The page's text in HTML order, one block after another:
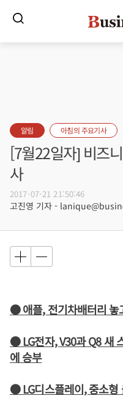
알림 아침의 주요기사
[7월22일자] 비즈
사
2017-07-21 21:50:46
고진영 기자 -
● 애플, 전기차배터리 놓
● LG전자, V30과 Q8 새
에 승부
● LG디스플레이, 중소형